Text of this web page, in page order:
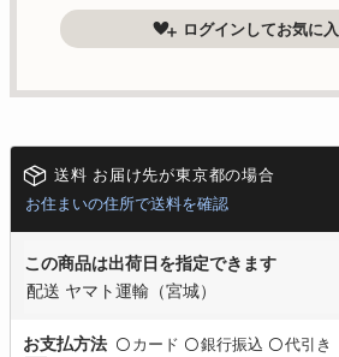
ログインしてお気に
送料 お届け先が東京都の場合
お住まいの住所で送料を確認
この商品は出荷日を指定できます
配送 ヤマト運輸（宮城）
お支払方法 〇 カード 〇銀行振込 〇代引き